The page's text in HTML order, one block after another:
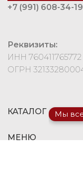
+7 (991) 608-34-19
Реквизиты:
ИНН 760411765772
ОГРН
КАТАЛОГ
МЕНЮ
Мы